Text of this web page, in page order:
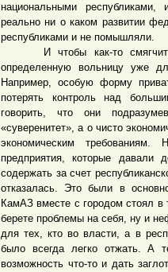
национальными
реально ни о каком развитии
республиками и не помышляли.
И чтобы как-то смягчить
определенную вольницу уже
Например, особую форму
потерять контроль над
говорить, что они
«суверенитет», а о чисто
экономическим
предприятия, которые
содержать за счет
отказалась. Это были в
КамАЗ вместе с городом стоял в
берете проблемы на себя, ну и
для тех, кто во власти, а в
было всегда легко отжать. А
возможность что-то и дать